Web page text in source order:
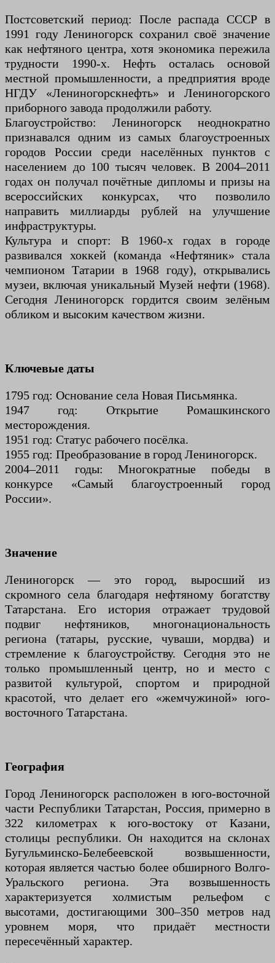
Постсоветский период: После распада СССР в
1991 году Лениногорск сохранил своё значение
как нефтяного центра, хотя экономика пережила
трудности 1990-х. Нефть осталась основой
местной промышленности, а предприятия вроде
НГДУ «Лениногорскнефть» и Лениногорского
приборного завода продолжили работу.
Благоустройство: Лениногорск неоднократно
признавался одним из самых благоустроенных
городов России среди населённых пунктов с
населением до 100 тысяч человек. В 2004–2011
годах он получал почётные дипломы и призы на
всероссийских конкурсах, что позволило
направить миллиарды рублей на улучшение
инфраструктуры.
Культура и спорт: В 1960-х годах в городе
развивался хоккей (команда «Нефтяник» стала
чемпионом Татарии в 1968 году), открывались
музеи, включая уникальный Музей нефти (1968).
Сегодня Лениногорск гордится своим зелёным
обликом и высоким качеством жизни.
Ключевые даты
1795 год: Основание села Новая Письмянка.
1947 год: Открытие Ромашкинского
месторождения.
1951 год: Статус рабочего посёлка.
1955 год: Преобразование в город Лениногорск.
2004–2011 годы: Многократные победы в
конкурсе «Самый благоустроенный город
России».
Значение
Лениногорск — это город, выросший из
скромного села благодаря нефтяному богатству
Татарстана. Его история отражает трудовой
подвиг нефтяников, многонациональность
региона (татары, русские, чуваши, мордва) и
стремление к благоустройству. Сегодня это не
только промышленный центр, но и место с
развитой культурой, спортом и природной
красотой, что делает его «жемчужиной» юго-
восточного Татарстана.
География
Город Лениногорск расположен в юго-восточной
части Республики Татарстан, Россия, примерно в
322 километрах к юго-востоку от Казани,
столицы республики. Он находится на склонах
Бугульминско-Белебеевской возвышенности,
которая является частью более обширного Волго-
Уральского региона. Эта возвышенность
характеризуется холмистым рельефом с
высотами, достигающими 300–350 метров над
уровнем моря, что придаёт местности
пересечённый характер.